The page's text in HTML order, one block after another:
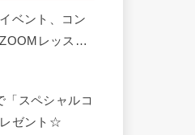
ベント、コン
レッスン
「スペシャルコ
ゼント☆